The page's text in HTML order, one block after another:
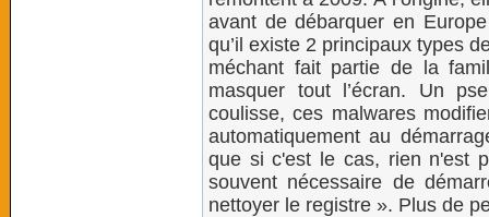
avant de débarquer en
qu’il existe 2 principaux types
méchant fait partie de la
masquer tout l’écran. Un
coulisse, ces malwares
automatiquement au
que si c'est le cas, rien n'est
souvent nécessaire de
nettoyer le registre ». Plus de